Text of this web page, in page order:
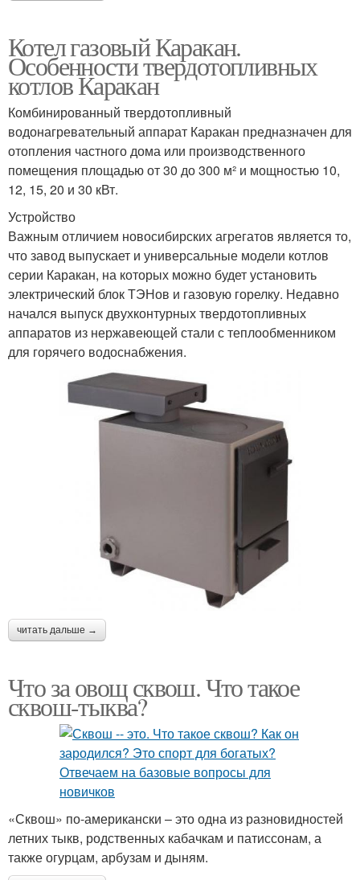
Котел газовый Каракан.
Особенности твердотопливных
котлов Каракан
Комбинированный твердотопливный
водонагревательный аппарат Каракан предназначен для
отопления частного дома или производственного
помещения площадью от 30 до 300 м² и мощностью 10,
12, 15, 20 и 30 кВт.
Устройство
Важным отличием новосибирских агрегатов является то,
что завод выпускает и универсальные модели котлов
серии Каракан, на которых можно будет установить
электрический блок ТЭНов и газовую горелку. Недавно
начался выпуск двухконтурных твердотопливных
аппаратов из нержавеющей стали с теплообменником
для горячего водоснабжения.
читать дальше →
Что за овощ сквош. Что такое
сквош-тыква?
«Сквош» по-американски – это одна из разновидностей
летних тыкв, родственных кабачкам и патиссонам, а
также огурцам, арбузам и дыням.